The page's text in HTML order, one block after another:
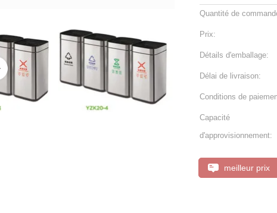
Quantité de
Prix:
Détails d'emballage:
Délai de livraison:
Conditions de
Capacité
d'approvisionnement:
meilleur prix